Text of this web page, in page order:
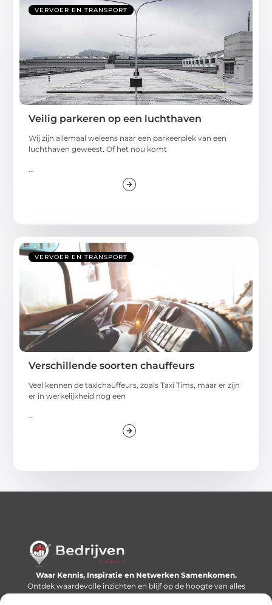
VERVOER EN TRANSPORT
Veilig parkeren op een luchthaven
Wij zijn allemaal weleens naar een parkeerplek van een
luchthaven geweest. Of het nou komt
VERVOER EN TRANSPORT
Verschillende soorten chauffeurs
Veel kennen de taxichauffeurs, zoals Taxi Tims, maar er zijn
er in werkelijkheid nog een
Waar Kennis, Inspiratie en Netwerken Samenkomen.
Ontdek waardevolle inzichten en blijf op de hoogte van alles
wat er speelt in de wereld.